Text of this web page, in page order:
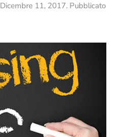
Dicembre 11, 2017. Pubblicato